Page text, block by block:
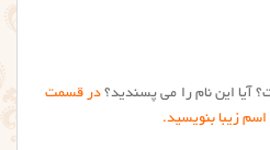
آیا این نام را می پسندید؟ در قسمت
اسم زیبا بنویسید.